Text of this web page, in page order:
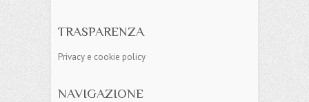
TRASPARENZA
Privacy e cookie policy
NAVIGAZIONE